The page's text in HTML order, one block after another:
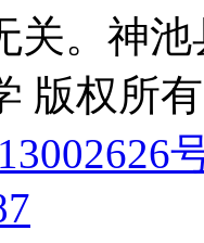
。 神池
版权所有